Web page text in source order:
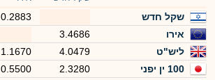
שקל חדש 0.2883
אירו
3.4686
ליש"ט
4.0479
1.1670
100 ין יפני
2.3280
0.5500